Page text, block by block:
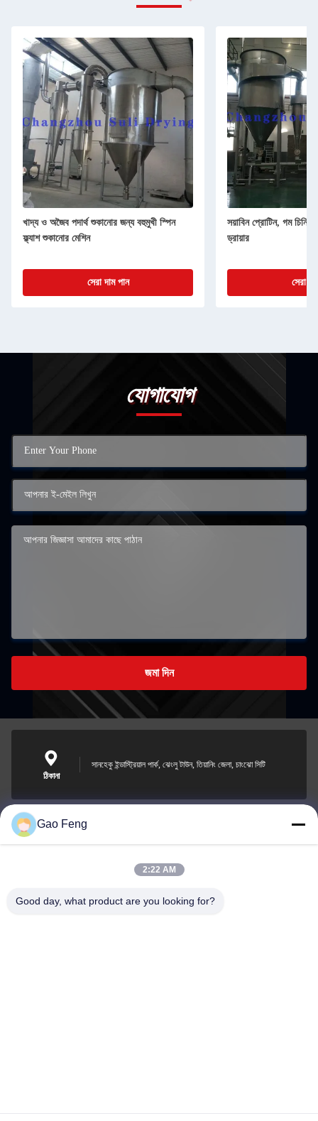
খাদ্য ও অজৈব পদার্থ শুকানোর জন্য বহুমুখী স্পিন
ফ্ল্যাশ শুকানোর মেশিন
সেরা দাম পান
সয়াবিন প্রোটিন, গম চিনি, গম
ড্রায়ার
সেরা
যোগাযোগ
জমা দিন
ঠিকানা
সানহেকু ইন্ডাস্ট্রিয়াল পার্ক, ঝেংলু টাউন, তিয়ানিং জেলা, চাংঝো সিটি
suli@sulidry.com
Gao Feng
2:22 AM
Good day, what product are you looking for?